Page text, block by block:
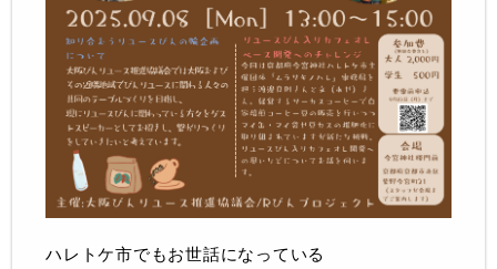
ハレトケ市でもお世話になっている